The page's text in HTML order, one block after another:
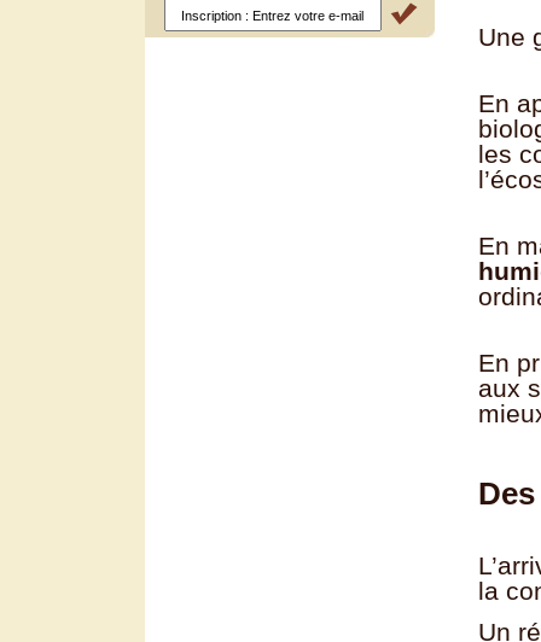
Une
En
les
En
En
aux
la
Un